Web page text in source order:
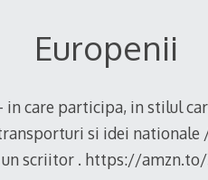
Europenii
in care participa, in stilul
si idei
un scriitor . https://